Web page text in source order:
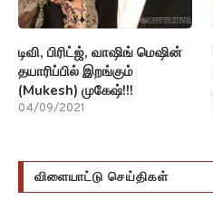
டிவி, பிரிட்ஜ், வாஷிங் மெஷின்
தயாரிப்பில் இறங்கும்
(Mukesh) முகேஷ்!!!
04/09/2021
விளையாட்டு செய்திகள்